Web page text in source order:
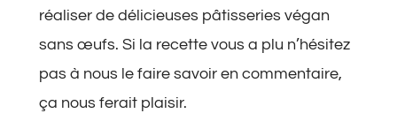
réaliser de délicieuses pâtisseries végan
sans œufs. Si la recette vous a plu n’hésitez
pas à nous le faire savoir en commentaire,
ça nous ferait plaisir.